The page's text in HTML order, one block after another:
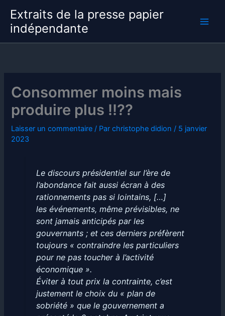
contenu
Extraits de la presse papier
indépendante
Consommer moins mais
produire plus !!??
Laisser un commentaire / Parchristophe didion / 5 janvier
2023
Le discours présidentiel sur l’ère de
l’abondance fait aussi écran à des
rationnements pas si lointains, […]
les événements, même prévisibles, ne
sont jamais anticipés par les
gouvernants ; et ces derniers préfèrent
toujours « contraindre les particuliers
pour ne pas toucher à l’activité
économique ».
Éviter à tout prix la contrainte, c’est
justement le choix du « plan de
sobriété » que le gouvernement a